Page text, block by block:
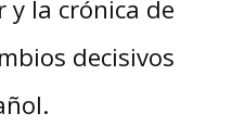
la crónica de
decisivos